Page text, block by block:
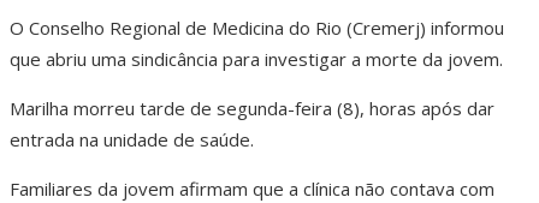
O Conselho Regional de Medicina do Rio (Cremerj) informou
que abriu uma sindicância para investigar a morte da jovem.
Marilha morreu tarde de segunda-feira (8), horas após dar
entrada na unidade de saúde.
Familiares da jovem afirmam que a clínica não contava com